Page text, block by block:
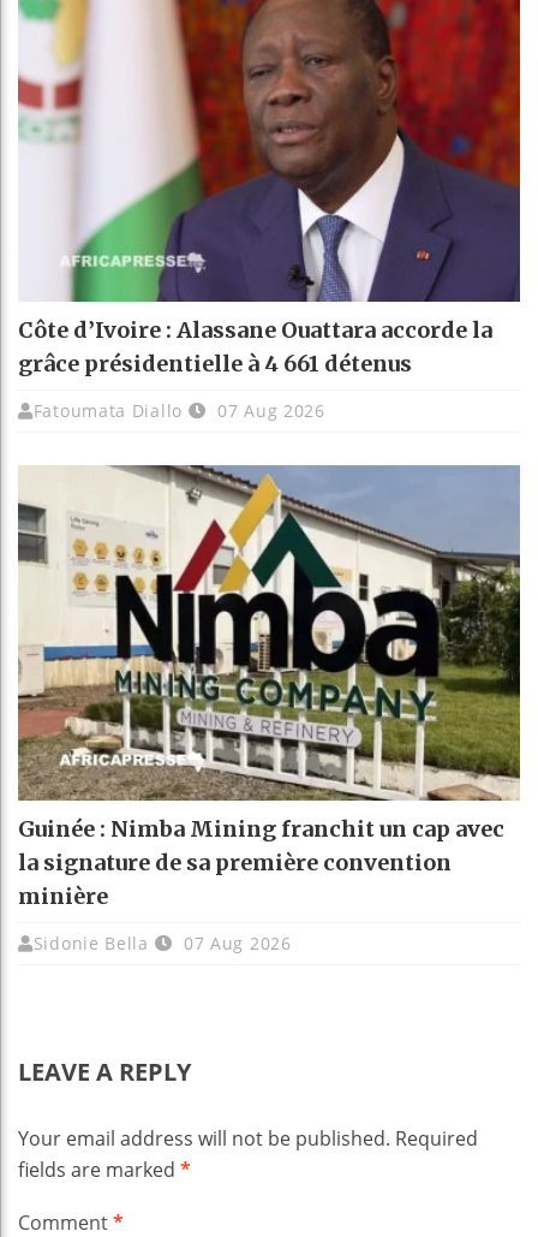
Côte d’Ivoire : Alassane Ouattara accorde la
grâce présidentielle à 4 661 détenus
Fatoumata Diallo 07 Aug 2026
Guinée : Nimba Mining franchit un cap avec
la signature de sa première convention
minière
Sidonie Bella 07 Aug 2026
LEAVE A REPLY
Your email address will not be published. Required
fields are marked *
Comment*